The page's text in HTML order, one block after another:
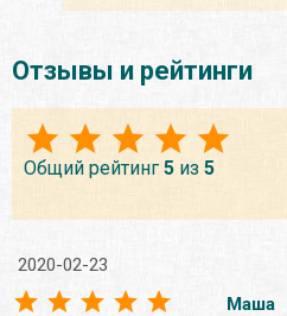
Отзывы и рейтинги
Общий рейтинг 5 из 5
2020-02-23
Маша